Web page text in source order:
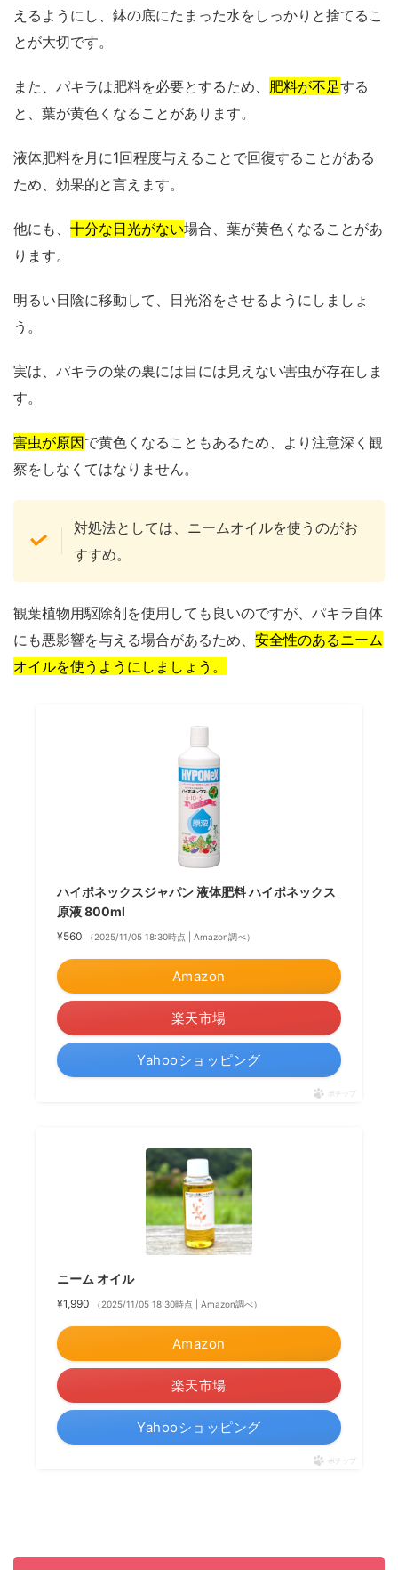
えるようにし、鉢の底にたまった水をしっかりと捨てるこ
とが大切です。
また、パキラは肥料を必要とするため、 肥料が不足する
と、葉が黄色くなることがあります。
液体肥料を月に1回程度与えることで回復することがある
ため、効果的と言えます。
他にも、 十分な日光がない場合、葉が黄色くなることがあ
ります。
明るい日陰に移動して、日光浴をさせるようにしましょ
う。
実は、パキラの葉の裏には目には見えない害虫が存在しま
す。
害虫が原因で黄色くなることもあるため、より注意深く観
察をしなくてはなりません。
対処法としては、ニームオイルを使うのがお
すすめ。
観葉植物用駆除剤を使用しても良いのですが、パキラ自体
にも悪影響を与える場合があるため、 安全性のあるニーム
オイルを使うようにしましょう。
ハイポネックスジャパン 液体肥料 ハイポネックス
原液 800ml
¥560 （2025/11/05 18:30時点 | Amazon調べ）
Amazon
楽天市場
Yahooショッピング
ポチップ
ニーム オイル
¥1,990 （2025/11/05 18:30時点 | Amazon調べ）
Amazon
楽天市場
Yahooショッピング
ポチップ